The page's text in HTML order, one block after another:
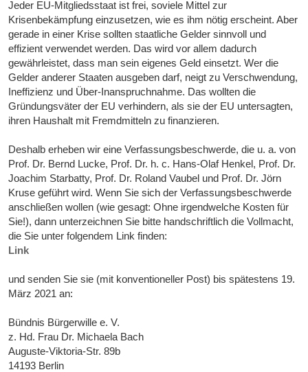
Jeder EU-Mitgliedsstaat ist frei, soviele Mittel zur
Krisenbekämpfung einzusetzen, wie es ihm nötig erscheint. Aber
gerade in einer Krise sollten staatliche Gelder sinnvoll und
effizient verwendet werden. Das wird vor allem dadurch
gewährleistet, dass man sein eigenes Geld einsetzt. Wer die
Gelder anderer Staaten ausgeben darf, neigt zu Verschwendung,
Ineffizienz und Über-Inanspruchnahme. Das wollten die
Gründungsväter der EU verhindern, als sie der EU untersagten,
ihren Haushalt mit Fremdmitteln zu finanzieren.
Deshalb erheben wir eine Verfassungsbeschwerde, die u. a. von
Prof. Dr. Bernd Lucke, Prof. Dr. h. c. Hans-Olaf Henkel, Prof. Dr.
Joachim Starbatty, Prof. Dr. Roland Vaubel und Prof. Dr. Jörn
Kruse geführt wird. Wenn Sie sich der Verfassungsbeschwerde
anschließen wollen (wie gesagt: Ohne irgendwelche Kosten für
Sie!), dann unterzeichnen Sie bitte handschriftlich die Vollmacht,
die Sie unter folgendem Link finden:
Link
und senden Sie sie (mit konventioneller Post) bis spätestens 19.
März 2021 an:
Bündnis Bürgerwille e. V.
z. Hd. Frau Dr. Michaela Bach
Auguste-Viktoria-Str. 89b
14193 Berlin